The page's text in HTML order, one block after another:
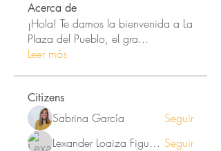
Acerca de
¡Hola! Te damos la bienvenida a La
Plaza del Pueblo, el gra...
Leer más
Citizens
Sabrina García
Seguir
Lexander Loaiza Figueroa Seguir